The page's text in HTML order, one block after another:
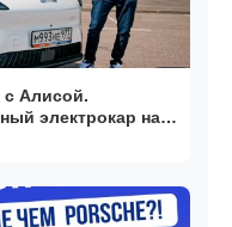
с Алисой.
электрокар на